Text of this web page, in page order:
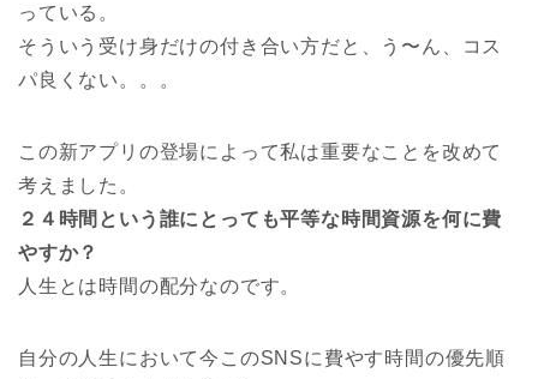
っている。
そういう受け身だけの付き合い方だと、う〜ん、コス
パ良くない。。。
この新アプリの登場によって私は重要なことを改めて
考えました。
２４時間という誰にとっても平等な時間資源を何に費
やすか？
人生とは時間の配分なのです。
自分の人生において今このSNSに費やす時間の優先順